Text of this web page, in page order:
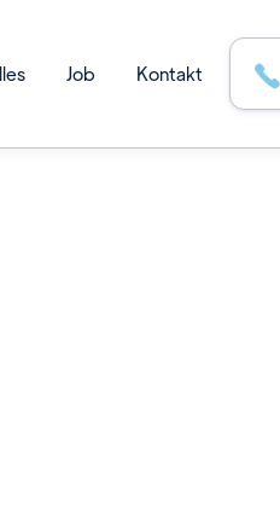
Job Kontakt 